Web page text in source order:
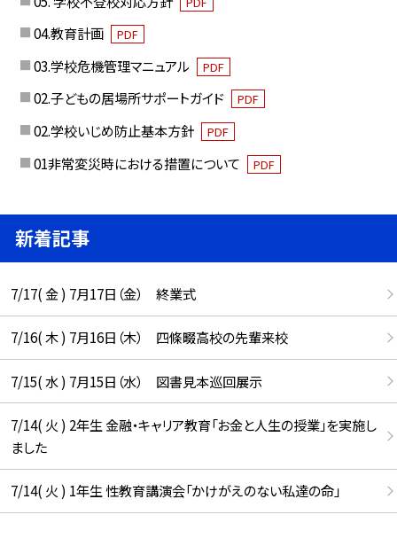
04.教育計画 PDF
03.学校危機管理マニュアル PDF
02.子どもの居場所サポートガイド PDF
02.学校いじめ防止基本方針 PDF
01非常変災時における措置について PDF
新着記事
7/17( 金 ) 7月17日（金） 終業式
7/16( 木 ) 7月16日（木） 四條畷高校の先輩来校
7/15( 水 ) 7月15日（水） 図書見本巡回展示
7/14( 火 ) 2年生 金融・キャリア教育「お金と人生の授業」を実施し
ました
7/14( 火 ) 1年生 性教育講演会「かけがえのない私達の命」